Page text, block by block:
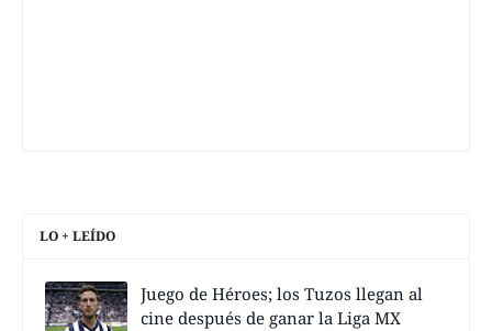
LO + LEÍDO
Juego de Héroes; los Tuzos llegan al
cine después de ganar la Liga MX